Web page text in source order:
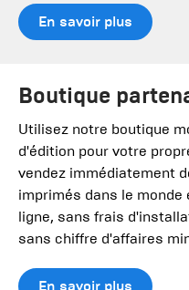
En savoir plus
Boutique
Utilisez notre boutique
d'édition pour votre
vendez immédiatement
imprimés dans le
ligne, sans frais
sans chiffre d'affaires
En savoir plus